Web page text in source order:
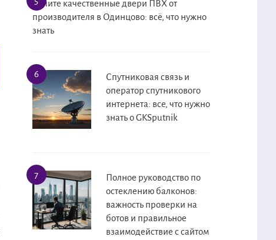
Купите качественные двери ПВХ от
производителя в Одинцово: всё, что нужно
знать
Спутниковая связь и
оператор спутникового
интернета: все, что нужно
знать о GKSputnik
Полное руководство по
остеклению балконов:
важность проверки на
ботов и правильное
взаимодействие с сайтом